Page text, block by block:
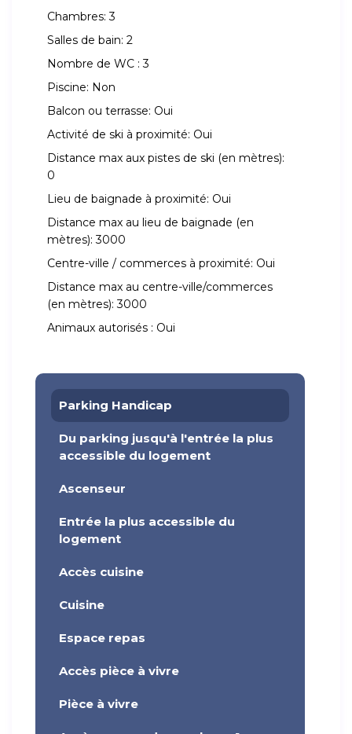
Chambres: 3
Salles de bain: 2
Nombre de WC : 3
Piscine: Non
Balcon ou terrasse: Oui
Activité de ski à proximité: Oui
Distance max aux pistes de ski (en mètres):
0
Lieu de baignade à proximité: Oui
Distance max au lieu de baignade (en
mètres): 3000
Centre-ville / commerces à proximité: Oui
Distance max au centre-ville/commerces
(en mètres): 3000
Animaux autorisés : Oui
Parking Handicap
Du parking jusqu'à l'entrée la plus
accessible du logement
Ascenseur
Entrée la plus accessible du
logement
Accès cuisine
Cuisine
Espace repas
Accès pièce à vivre
Pièce à vivre